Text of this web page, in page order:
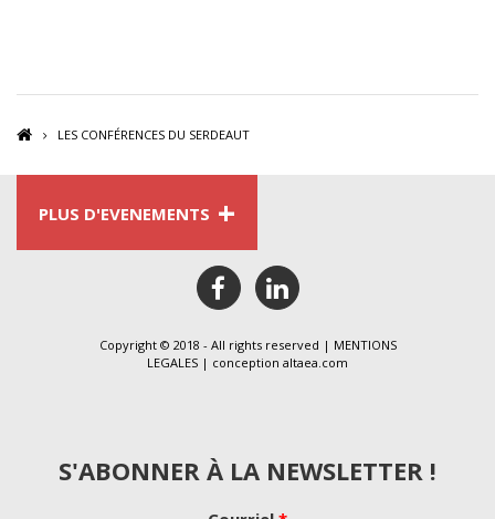
LES CONFÉRENCES DU SERDEAUT
PLUS D'EVENEMENTS +
facebooklinkedin
Copyright © 2018 - All rights reserved | MENTIONS
LEGALES | conception altaea.com
S'ABONNER À LA NEWSLETTER !